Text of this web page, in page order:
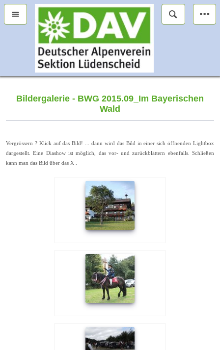
Bildergalerie - BWG 2015.09_Im Bayerischen
Wald
Vergrössern ? Klick auf das Bild! ... dann wird das Bild in einer sich öffnenden Lightbox
dargestellt. Eine Diashow ist möglich, das vor- und zurückblättern ebenfalls. Schließen
kann man das Bild über das X .